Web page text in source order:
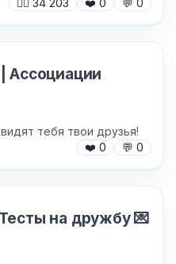
🙍‍♂️ 34 203 ❤️ 0 💬 0
Ассоциации
тебя твои друзья!
❤️ 0 💬 0
на дружбу 💌